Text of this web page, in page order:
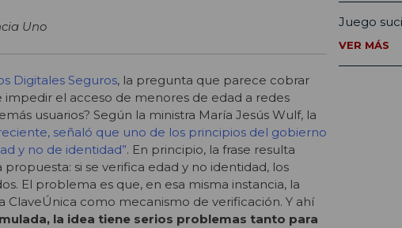
Uno
Digitales Seguros, la pregunta que parece cobrar
impedir el acceso de menores de edad a redes
usuarios? Según la ministra María Jesús Wulf, la
señaló que uno de los principios del gobierno
y no de identidad”. En principio, la frase resulta
si se verifica edad y no identidad, los
El problema es que, en esa misma instancia, la
ClaveÚnica como mecanismo de verificación. Y ahí
la idea tiene serios problemas tanto para
Juego
VER MÁS